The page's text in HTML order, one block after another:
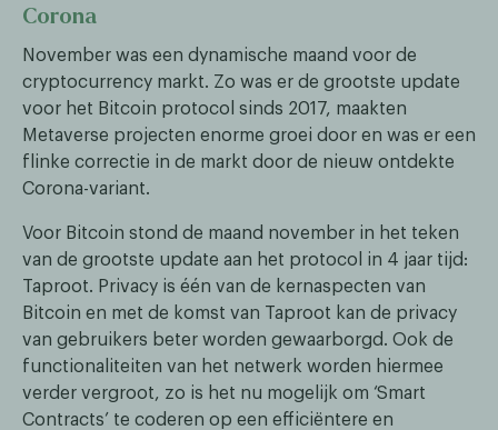
Corona
November was een dynamische maand voor de
cryptocurrency markt. Zo was er de grootste update
voor het Bitcoin protocol sinds 2017, maakten
Metaverse projecten enorme groei door en was er een
flinke correctie in de markt door de nieuw ontdekte
Corona-variant.
Voor Bitcoin stond de maand november in het teken
van de grootste update aan het protocol in 4 jaar tijd:
Taproot. Privacy is één van de kernaspecten van
Bitcoin en met de komst van Taproot kan de privacy
van gebruikers beter worden gewaarborgd. Ook de
functionaliteiten van het netwerk worden hiermee
verder vergroot, zo is het nu mogelijk om ‘Smart
Contracts’ te coderen op een efficiëntere en